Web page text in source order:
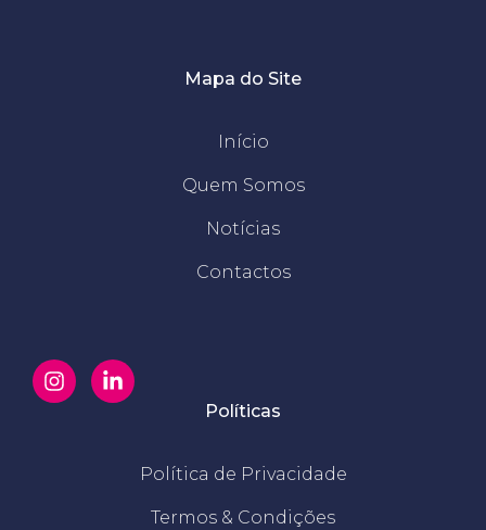
Mapa do Site
Início
Quem Somos
Notícias
Contactos
Políticas
Política de Privacidade
Termos & Condições